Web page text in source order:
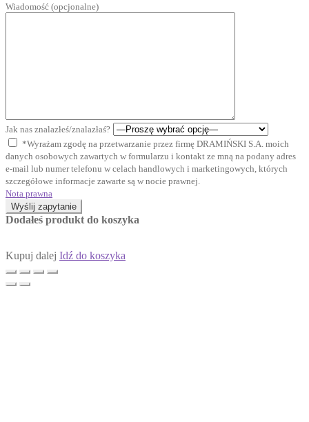
Wiadomość (opcjonalne)
Jak nas znalazłeś/znalazłaś?
*Wyrażam zgodę na przetwarzanie przez firmę DRAMIŃSKI S.A. moich
danych osobowych zawartych w formularzu i kontakt ze mną na podany adres
e-mail lub numer telefonu w celach handlowych i marketingowych, których
szczegółowe informacje zawarte są w nocie prawnej.
Nota prawna
Wyślij zapytanie
Dodałeś produkt do koszyka
Kupuj dalej Idź do koszyka